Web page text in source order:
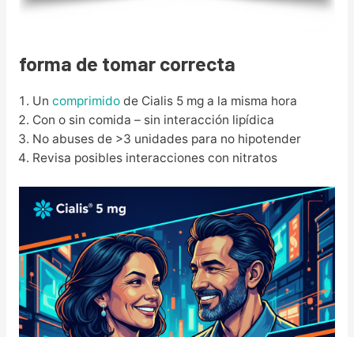
forma de tomar correcta
Un comprimidode Cialis 5 mg a la misma hora
Con o sin comida – sin interacción lipídica
No abuses de >3 unidades para no hipotender
Revisa posibles interacciones con nitratos